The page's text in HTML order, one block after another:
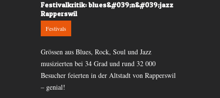
Festivalkritik: blues&#039;n&#039;jazz
Rapperswil
Festivals
Grössen aus Blues, Rock, Soul und Jazz
musizierten bei 34 Grad und rund 32 000
Besucher feierten in der Altstadt von Rapperswil
– genial!